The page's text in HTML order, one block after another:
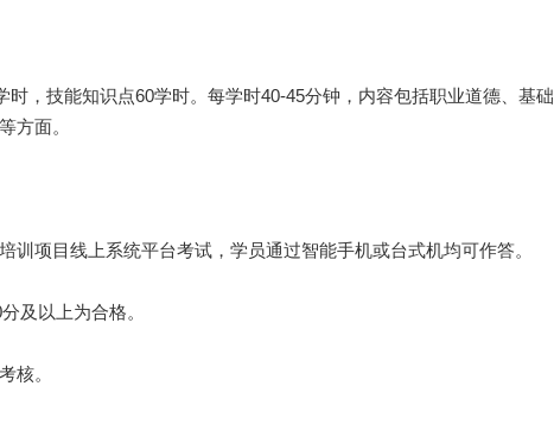
，技能知识点60学时。每学时40-45分钟，内容包括职业道德、基
方面。
项目线上系统平台考试，学员通过智能手机或台式机均可作答。
以上为合格。
核。